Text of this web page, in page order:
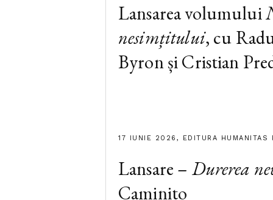
Lansarea volumului
nesimțitului, cu
Byron și Cristian
17 IUNIE 2026, EDITURA HUMANITAS
Lansare – Durerea
Caminito